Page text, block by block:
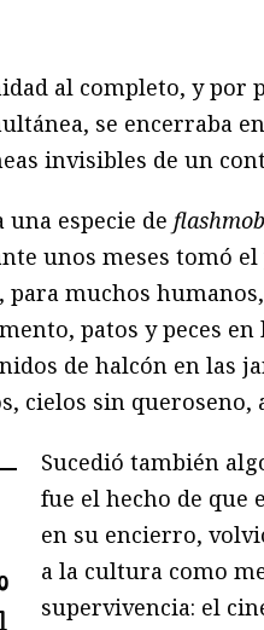
al completo, y por
se encerraba en
invisibles de un
especie de flashmob
unos meses tomó el
para muchos
patos y peces en
de halcón en las
cielos sin queroseno,
Sucedió también
fue el hecho de que
en su encierro,
a la cultura como
supervivencia: el